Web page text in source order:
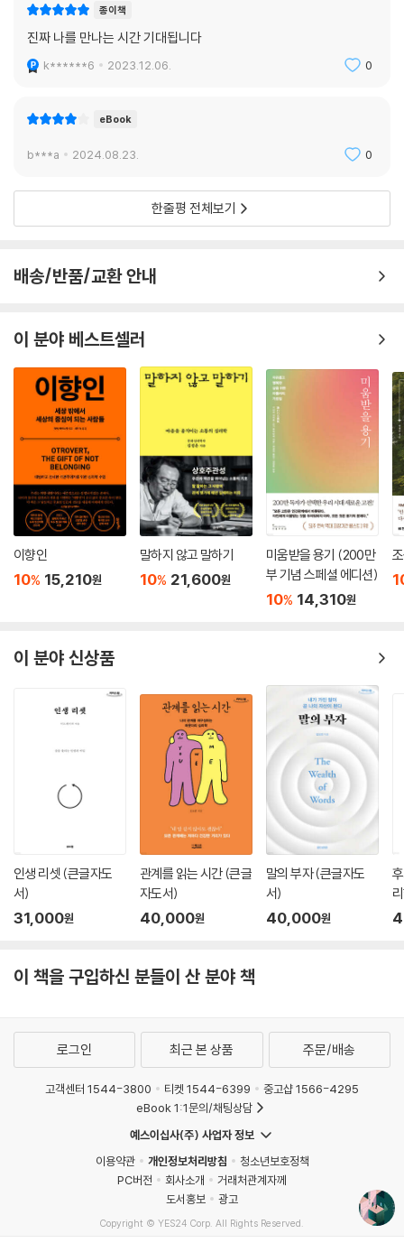
종이책
진짜 나를 만나는 시간 기대됩니다
k******6 2023.12.06. 0
eBook
b***a 2024.08.23. 0
한줄평 전체보기
배송/반품/교환 안내
이 분야 베스트셀러
이향인
10% 15,210원
말하지 않고 말하기
10% 21,600원
미움받을 용기 (200만
부 기념 스페셜 에디션)
10% 14,310원
이 분야 신상품
인생 리셋 (큰글자도
서)
31,000원
관계를 읽는 시간 (큰글
자도서)
40,000원
말의 부자 (큰글자도
서)
40,000원
이 책을 구입하신 분들이 산 분야 책
로그인 최근 본 상품 주문/배송
고객센터 1544-3800 티켓 1544-6399
중고샵 1566-4295
eBook 1:1문의/채팅상담
예스이십사(주) 사업자 정보
이용약관
개인정보처리방침
청소년보호정책
PC버전
회사소개
거래처관계자께
도서홍보
광고
Copyright © YES24 Corp. All Rights Reserved.